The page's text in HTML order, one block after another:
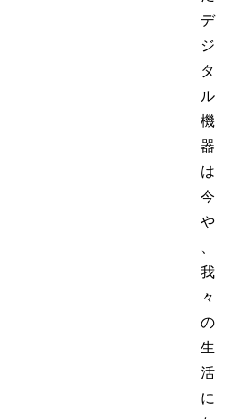
デ
ジ
タ
ル
機
器
は
今
や
我
々
の
生
活
に